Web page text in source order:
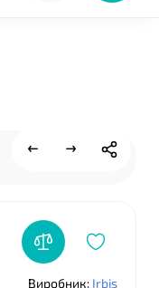
Виробник: Irbis